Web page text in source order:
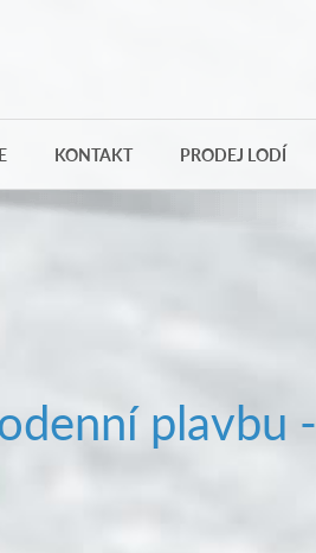
KONTAKT PRODEJ LODÍ
plavbu -